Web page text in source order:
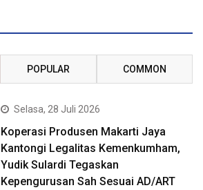
POPULAR COMMON
Selasa, 28 Juli 2026
Koperasi Produsen Makarti Jaya
Kantongi Legalitas Kemenkumham,
Yudik Sulardi Tegaskan
Kepengurusan Sah Sesuai AD/ART